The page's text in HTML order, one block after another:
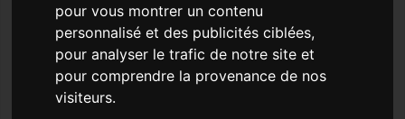
pour vous montrer un contenu
personnalisé et des publicités ciblées,
pour analyser le trafic de notre site et
pour comprendre la provenance de nos
visiteurs.